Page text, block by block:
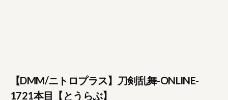
【DMM/ニトロプラス】刀剣乱舞-ONLINE-
1721本目【とうらぶ】